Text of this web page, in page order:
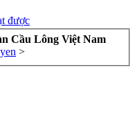
được
Cầu Lông Việt Nam
>